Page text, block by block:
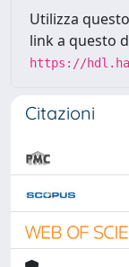
Utilizza
link a questo
https://
Citazioni